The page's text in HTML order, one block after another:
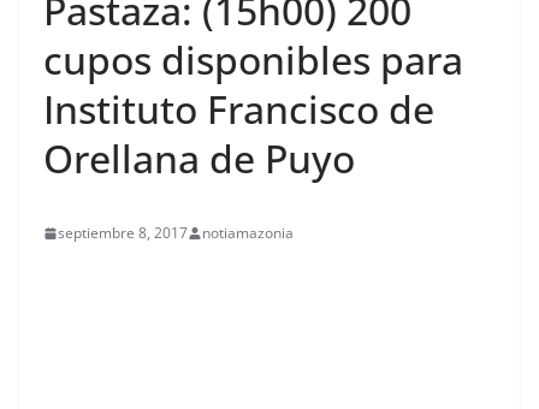
cupos disponibles para
Instituto Francisco de
Orellana de Puyo
septiembre 8, 2017 notiamazonia